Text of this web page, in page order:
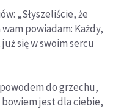
„Słyszeliście, że
powiadam: Każdy,
się w swoim sercu
do grzechu,
bowiem jest dla ciebie,